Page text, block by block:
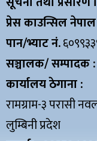
प्रेस काउन्सिल
पान/भ्याट नं.
सञ्चालक/ सम्पादक :
कार्यालय ठेगाना :
रामग्राम-३ परासी
लुम्बिनी प्रदेश